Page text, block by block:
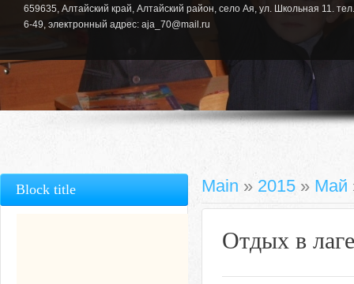
659635, Алтайский край, Алтайский район, село Ая, ул. Школьная 11.
6-49, электронный адрес: aja_70@mail.ru
Main » 2015 » Май
Отдых в
Block title